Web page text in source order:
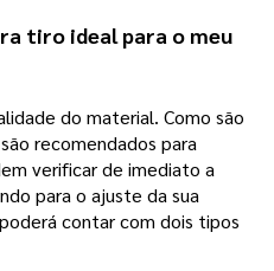
tiro ideal para o meu
do material. Como são
recomendados para
verificar de imediato a
para o ajuste da sua
contar com dois tipos